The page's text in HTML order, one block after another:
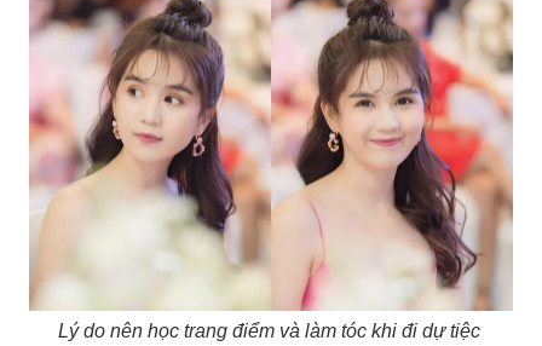
Lý do nên học trang điểm và làm tóc khi đi dự tiệc